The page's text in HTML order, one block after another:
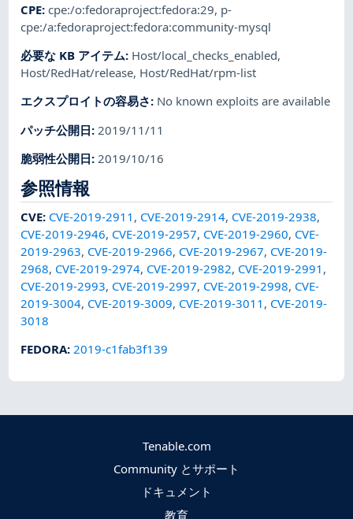
CPE:cpe:/o:fedoraproject:fedora:29, p-
cpe:/a:fedoraproject:fedora:community-mysql
必要な KB アイテム: Host/local_checks_enabled,
Host/RedHat/release, Host/RedHat/rpm-list
エクスプロイトの容易さ: No known exploits are available
パッチ公開日: 2019/11/11
脆弱性公開日:2019/10/16
参照情報
CVE: CVE-2019-2911 , CVE-2019-2914, CVE-2019-2938,
CVE-2019-2946, CVE-2019-2957, CVE-2019-2960, CVE-
2019-2963, CVE-2019-2966, CVE-2019-2967, CVE-2019-
2968, CVE-2019-2974, CVE-2019-2982, CVE-2019-2991 ,
CVE-2019-2993, CVE-2019-2997, CVE-2019-2998, CVE-
2019-3004, CVE-2019-3009, CVE-2019-3011 , CVE-2019-
3018
FEDORA:2019-c1fab3f139
Tenable.com
Community とサポート
ドキュメント
教育